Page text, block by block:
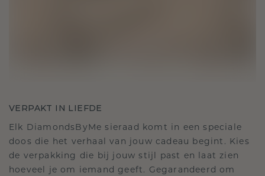
VERPAKT IN LIEFDE
Elk DiamondsByMe sieraad komt in een speciale
doos die het verhaal van jouw cadeau begint. Kies
de verpakking die bij jouw stijl past en laat zien
hoeveel je om iemand geeft. Gegarandeerd om